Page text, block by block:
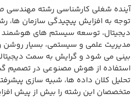
آینده شغلی کارشناسی رشته مهندسی
توجه به افزایش پیچیدگی سازمان ها،
دیجیتال، توسعه سیستم های هوشمند و
مدیریت علمی و سیستمی، بسیار روشن
بینی می شود و گرایش به سمت
استفاده از هوش مصنوعی در تصمیم
متخصصان این رشته را بیش از پیش